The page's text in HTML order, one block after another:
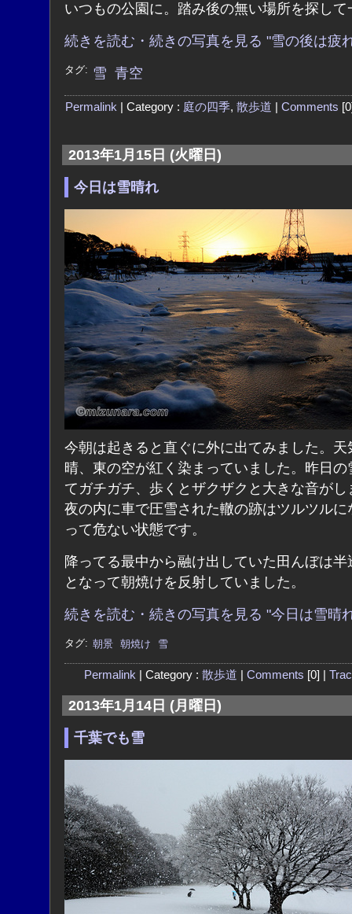
いつもの公園に。踏み後の無い場所を探して
続きを読む・続きの写真を見る "雪の後は疲
タグ: 雪 青空
Permalink | Category : 庭の四季, 散歩道 Comments
2013年1月15日 (火曜日)
今日は雪晴れ
今朝は起きると直ぐに外に出てみました。天
晴、東の空が紅く染まっていました。昨日の
てガチガチ、歩くとザクザクと大きな音がし
夜の内に車で圧雪された轍の跡はツルツルに
って危ない状態です。
降ってる最中から融け出していた田んぼは半
となって朝焼けを反射していました。
続きを読む・続きの写真を見る "今日は雪晴
タグ: 朝景 朝焼け 雪
Permalink | Category : 散歩道 Comments [0] |
2013年1月14日 (月曜日)
千葉でも雪